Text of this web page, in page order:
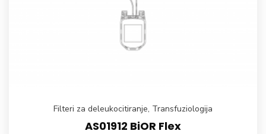
Filteri za deleukocitiranje, Transfuziologija
AS01912 BiOR Flex